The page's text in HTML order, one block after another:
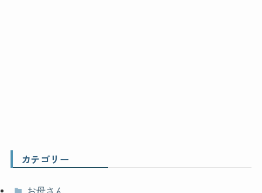
カテゴリー
お母さん